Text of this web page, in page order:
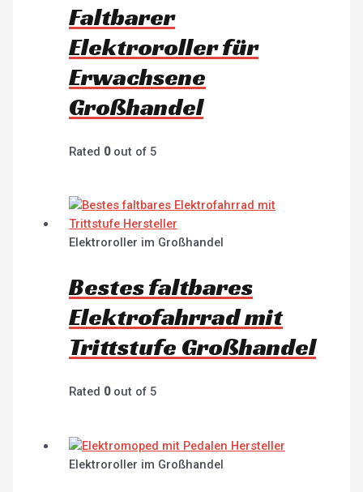
Faltbarer
Elektroroller für
Erwachsene
Großhandel
Rated 0out of 5
Elektroroller im Großhandel
Bestes faltbares
Elektrofahrrad mit
Trittstufe Großhandel
Rated 0out of 5
Elektroroller im Großhandel